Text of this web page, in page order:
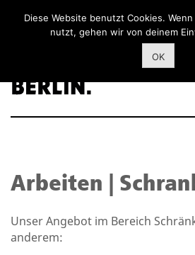
Arbeiten |
Unser Angebot im Bereich
anderem:
Diese Website benutzt Cookies.
nutzt, gehen wir von deinem
OK